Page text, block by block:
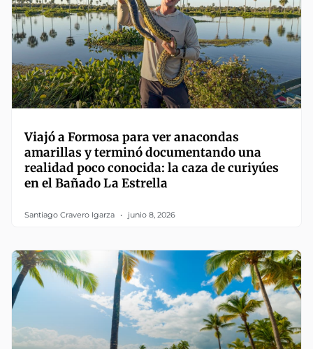
Viajó a Formosa para ver anacondas
amarillas y terminó documentando una
realidad poco conocida: la caza de curiyúes
en el Bañado La Estrella
Santiago Cravero Igarza junio 8, 2026